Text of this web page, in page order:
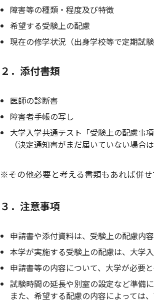
障害等の種類・程度及び特徴
希望する受験上の配慮
現在の修学状況（出身学校等で定期試
２．添付書類
医師の診断書
障害者手帳の写し
大学入学共通テスト「受験上の配慮事
（決定通知書がまだ届いていない場合
※その他必要と考える書類もあれば併せ
３．注意事項
申請書や添付資料は、受験上の配慮内
本学が実施する受験上の配慮は、大学
申請書等の内容について、大学が必要
試験時間の延長や別室の設定など準備
また、希望する配慮の内容によっては